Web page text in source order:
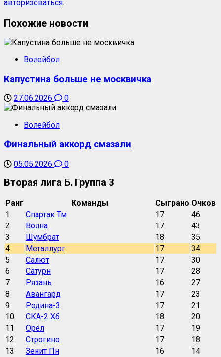
авторизоваться.
Похожие новости
Волейбол
Капустина больше не москвичка
27.06.2026 0
Волейбол
Финальный аккорд смазали
05.05.2026 0
Вторая лига Б. Группа 3
Ранг Команды Сыграно Очков
1
Спартак Тм 17
46
2
Волна 17
43
3
Шумбрат 18
35
4
Металлург 17
34
5
Салют 17
30
6
Сатурн 17
28
7
Рязань 16
27
8
Авангард 17
23
9
Родина-3 17
21
10
СКА-2 Хб 18
20
11
Орёл 17
19
12
Строгино 17
18
13
Зенит Пн 16
14